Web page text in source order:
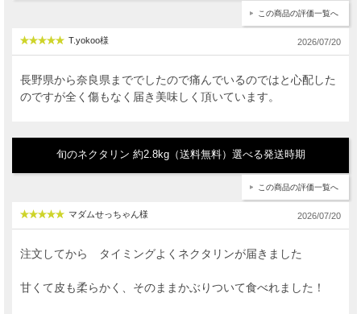
この商品の評価一覧へ
T.yokoo様 2026/07/20
長野県から奈良県まででしたので痛んでいるのではと心配した
のですが全く傷もなく届き美味しく頂いています。
旬のネクタリン 約2.8kg（送料無料）選べる発送時期
この商品の評価一覧へ
マダムせっちゃん様 2026/07/20
注文してから タイミングよくネクタリンが届きました
甘くて皮も柔らかく、そのままかぶりついて食べれました！